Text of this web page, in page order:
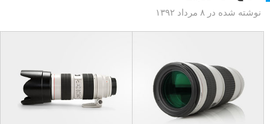
نوشته شده در ۸ مرداد ۱۳۹۲